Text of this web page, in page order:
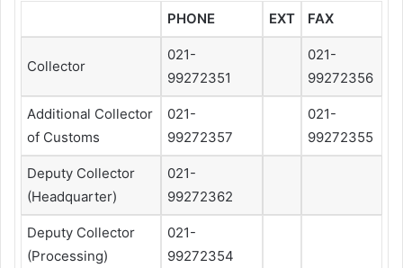
PHONE EXT FAX
Collector
021-
99272351
021-
99272356
Additional Collector
of Customs
021-
99272357
021-
99272355
Deputy Collector
(Headquarter)
021-
99272362
Deputy Collector
(Processing)
021-
99272354